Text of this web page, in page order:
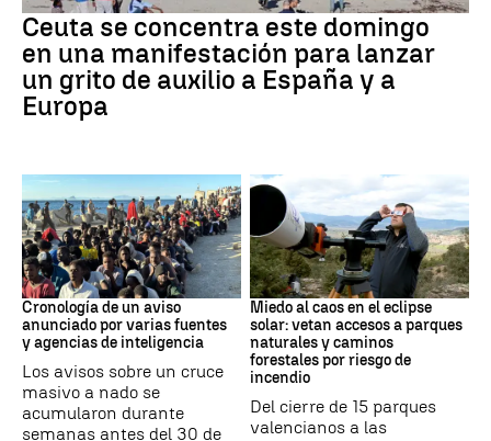
Ceuta se concentra este domingo
en una manifestación para lanzar
un grito de auxilio a España y a
Europa
Crisis de Ceuta
Cronología de un aviso
anunciado por varias fuentes
y agencias de inteligencia
Los avisos sobre un cruce
masivo a nado se
acumularon durante
semanas antes del 30 de
Eclipse
Miedo al caos en el eclipse
solar: vetan accesos a parques
naturales y caminos
forestales por riesgo de
incendio
Del cierre de 15 parques
valencianos a las